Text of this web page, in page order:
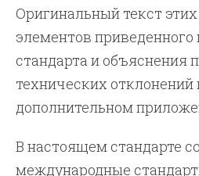
Оригинальный текст
элементов
стандарта и объяснения
технических
дополнительном
В настоящем стандарте
международные